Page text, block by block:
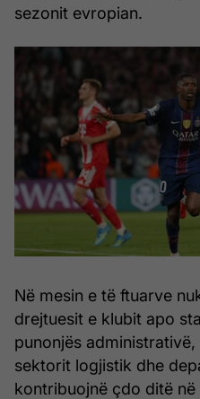
sezonit evropian.
Në mesin e të ftuarve
drejtuesit e klubit apo
punonjës
sektorit logjistik dhe
kontribuojnë çdo ditë